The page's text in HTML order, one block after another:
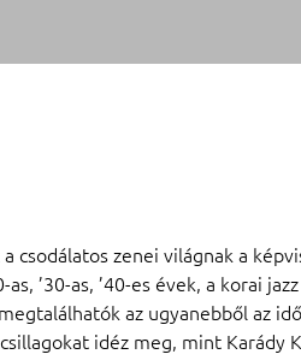
csodálatos zenei világnak a
’30-as, ’40-es évek, a korai
az ugyanebből az
idéz meg, mint Karády